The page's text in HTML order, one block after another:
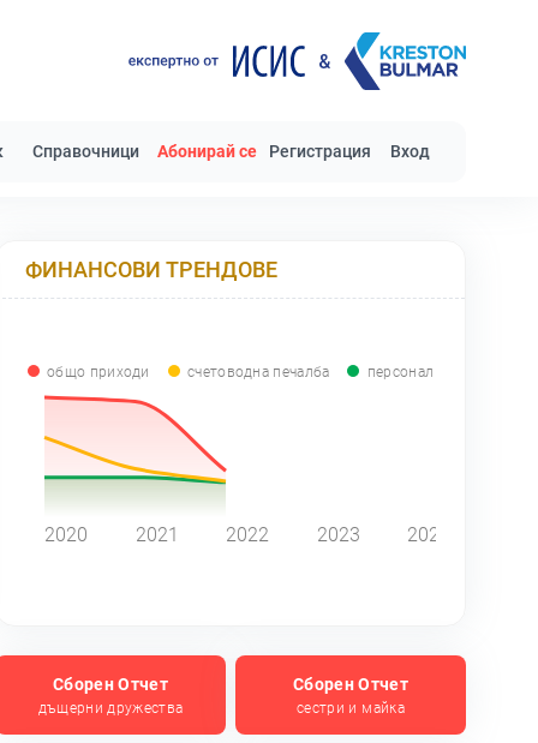
Справочници Абонирай се Регистрация Вход
ФИНАНСОВИ ТРЕНДОВЕ
общо приходи счетоводна печалба персонал
2020 2021 2022 2023 2024
Сборен Отчет
дъщерни дружества
Сборен Отчет
сестри и майка